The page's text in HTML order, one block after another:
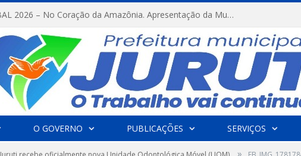
FESTRIBAL 2026 – No Coração da Amazônia. Apresentação da Munduruku.
O GOVERNO PUBLICAÇÕES SERVIÇOS